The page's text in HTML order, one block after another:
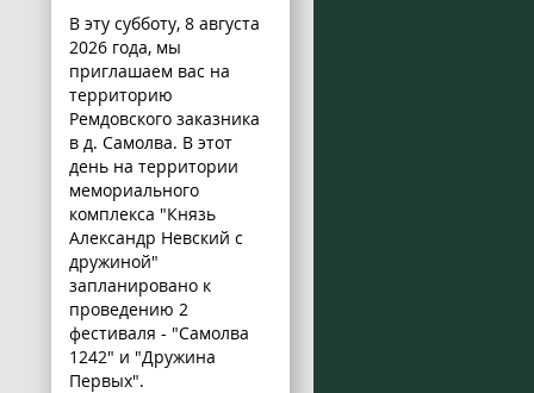
В эту субботу, 8 августа
2026 года, мы
приглашаем вас на
территорию
Ремдовского заказника
в д. Самолва. В этот
день на территории
мемориального
комплекса "Князь
Александр Невский с
дружиной"
запланировано к
проведению 2
фестиваля - "Самолва
1242" и "Дружина
Первых".